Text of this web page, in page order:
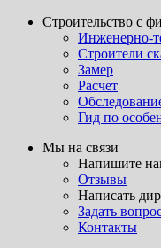
Строительство
Инженерно-
Строители
Замер
Расчет
Гид по
Мы на связи
Напишите
Отзывы
Написать
Задать
Контакты